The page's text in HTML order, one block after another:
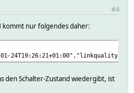
#4
kommt nur folgendes daher:
den Schalter-Zustand wiedergibt, ist